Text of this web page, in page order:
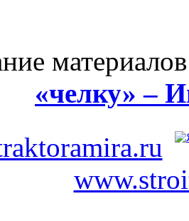
«челку» –